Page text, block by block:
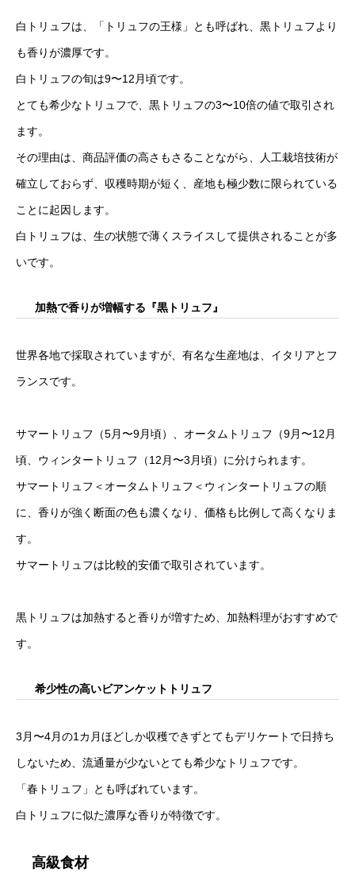
白トリュフは、「トリュフの王様」とも呼ばれ、黒トリュフより
も香りが濃厚です。
白トリュフの旬は9〜12月頃です。
とても希少なトリュフで、黒トリュフの3〜10倍の値で取引され
ます。
その理由は、商品評価の高さもさることながら、人工栽培技術が
確立しておらず、収穫時期が短く、産地も極少数に限られている
ことに起因します。
白トリュフは、生の状態で薄くスライスして提供されることが多
いです。
加熱で香りが増幅する『黒トリュフ』
世界各地で採取されていますが、有名な生産地は、イタリアとフ
ランスです。
サマートリュフ（5月〜9月頃）、オータムトリュフ（9月〜12月
頃、ウィンタートリュフ（12月〜3月頃）に分けられます。
サマートリュフ＜オータムトリュフ＜ウィンタートリュフの順
に、香りが強く断面の色も濃くなり、価格も比例して高くなりま
す。
サマートリュフは比較的安価で取引されています。
黒トリュフは加熱すると香りが増すため、加熱料理がおすすめで
す。
希少性の高いビアンケットトリュフ
3月〜4月の1カ月ほどしか収穫できずとてもデリケートで日持ち
しないため、流通量が少ないとても希少なトリュフです。
「春トリュフ」とも呼ばれています。
白トリュフに似た濃厚な香りが特徴です。
高級食材